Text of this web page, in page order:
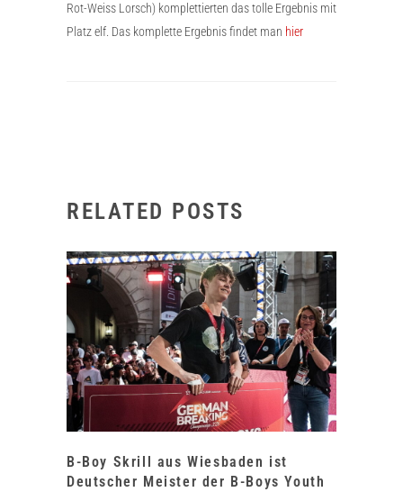
Rot-Weiss Lorsch) komplettierten das tolle Ergebnis mit
Platz elf. Das komplette Ergebnis findet man hier
RELATED POSTS
B-Boy Skrill aus Wiesbaden ist
Deutscher Meister der B-Boys Youth